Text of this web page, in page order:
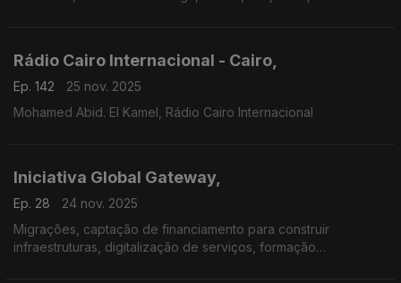
Rádio Cairo Internacional - Cairo,
Ep. 142
25 nov. 2025
Mohamed Abid. El Kamel, Rádio Cairo Internacional
Iniciativa Global Gateway,
Ep. 28
24 nov. 2025
Migrações, captação de financiamento para construir
infraestruturas, digitalização de serviços, formação